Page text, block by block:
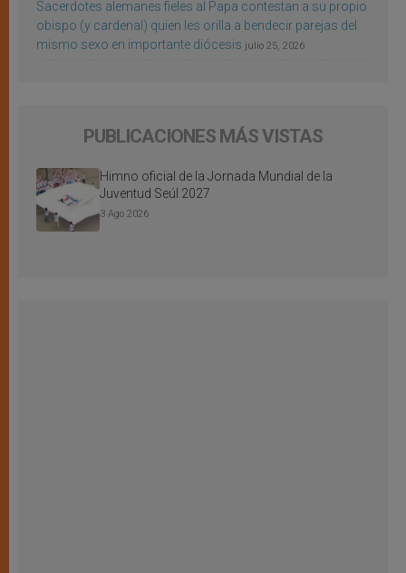
Sacerdotes alemanes fieles al Papa contestan a su propio
obispo (y cardenal) quien les orilla a bendecir parejas del
mismo sexo en importante diócesis julio 25, 2026
PUBLICACIONES MÁS VISTAS
Himno oficial de la Jornada Mundial de la
Juventud Seúl 2027
3 Ago 2026